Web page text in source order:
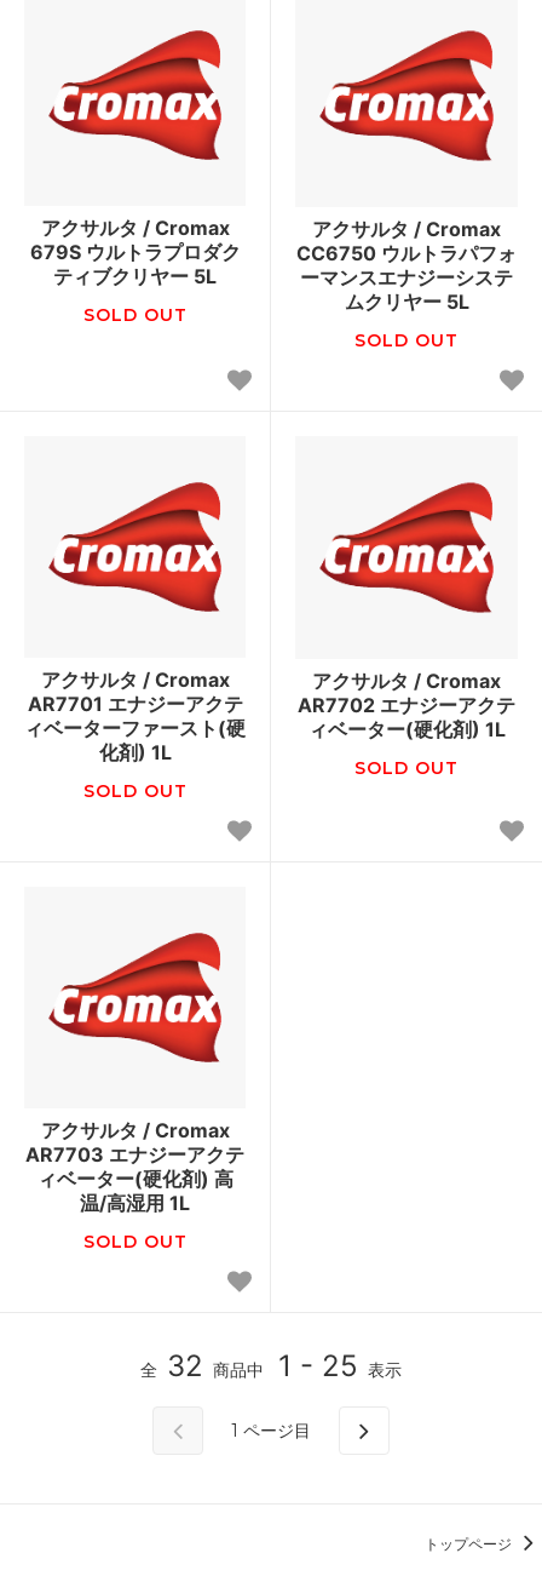
アクサルタ / Cromax
679S ウルトラプロダク
ティブクリヤー 5L
SOLD OUT
アクサルタ / Cromax
CC6750 ウルトラパフォ
ーマンスエナジーシステ
ムクリヤー 5L
SOLD OUT
アクサルタ / Cromax
AR7701 エナジーアクテ
ィベーターファースト(硬
化剤) 1L
SOLD OUT
アクサルタ / Cromax
AR7702 エナジーアクテ
ィベーター(硬化剤) 1L
SOLD OUT
アクサルタ / Cromax
AR7703 エナジーアクテ
ィベーター(硬化剤) 高
温/高湿用 1L
SOLD OUT
全 32 商品中 1 - 25 表示
1 ページ目
トップページ